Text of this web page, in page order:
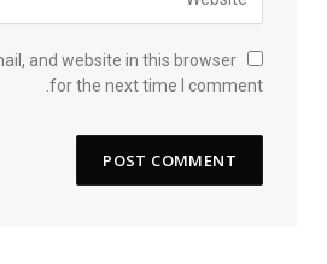
and website in this browser
for the next time I comment.